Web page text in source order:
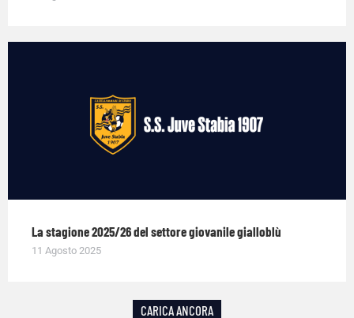
La stagione 2025/26 del settore giovanile gialloblù
11 Agosto 2025
CARICA ANCORA